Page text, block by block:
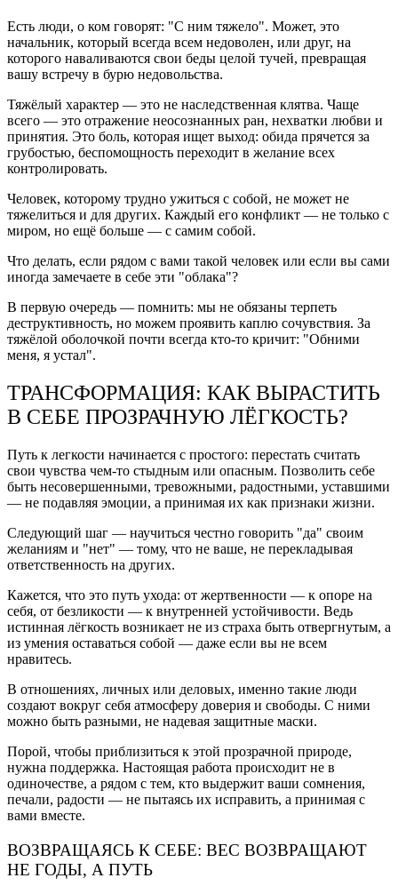
Есть люди, о ком говорят: "С ним тяжело". Может, это
начальник, который всегда всем недоволен, или друг, на
которого наваливаются свои беды целой тучей, превращая
вашу встречу в бурю недовольства.
Тяжёлый характер — это не наследственная клятва. Чаще
всего — это отражение неосознанных ран, нехватки любви и
принятия. Это боль, которая ищет выход: обида прячется за
грубостью, беспомощность переходит в желание всех
контролировать.
Человек, которому трудно ужиться с собой, не может не
тяжелиться и для других. Каждый его конфликт — не только с
миром, но ещё больше — с самим собой.
Что делать, если рядом с вами такой человек или если вы сами
иногда замечаете в себе эти "облака"?
В первую очередь — помнить: мы не обязаны терпеть
деструктивность, но можем проявить каплю сочувствия. За
тяжёлой оболочкой почти всегда кто-то кричит: "Обними
меня, я устал".
ТРАНСФОРМАЦИЯ: КАК ВЫРАСТИТЬ
В СЕБЕ ПРОЗРАЧНУЮ ЛЁГКОСТЬ?
Путь к легкости начинается с простого: перестать считать
свои чувства чем-то стыдным или опасным. Позволить себе
быть несовершенными, тревожными, радостными, уставшими
— не подавляя эмоции, а принимая их как признаки жизни.
Следующий шаг — научиться честно говорить "да" своим
желаниям и "нет" — тому, что не ваше, не перекладывая
ответственность на других.
Кажется, что это путь ухода: от жертвенности — к опоре на
себя, от безликости — к внутренней устойчивости. Ведь
истинная лёгкость возникает не из страха быть отвергнутым, а
из умения оставаться собой — даже если вы не всем
нравитесь.
В отношениях, личных или деловых, именно такие люди
создают вокруг себя атмосферу доверия и свободы. С ними
можно быть разными, не надевая защитные маски.
Порой, чтобы приблизиться к этой прозрачной природе,
нужна поддержка. Настоящая работа происходит не в
одиночестве, а рядом с тем, кто выдержит ваши сомнения,
печали, радости — не пытаясь их исправить, а принимая с
вами вместе.
ВОЗВРАЩАЯСЬ К СЕБЕ: ВЕС ВОЗВРАЩАЮТ
НЕ ГОДЫ, А ПУТЬ